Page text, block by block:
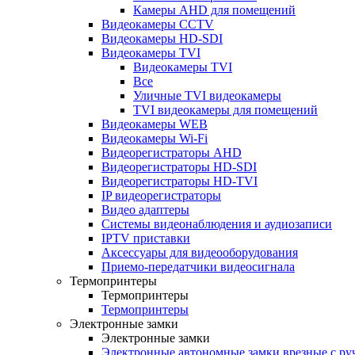
Камеры AHD для помещений
Видеокамеры CCTV
Видеокамеры HD-SDI
Видеокамеры TVI
Видеокамеры TVI
Все
Уличные TVI видеокамеры
TVI видеокамеры для помещений
Видеокамеры WEB
Видеокамеры Wi-Fi
Видеорегистраторы AHD
Видеорегистраторы HD-SDI
Видеорегистраторы HD-TVI
IP видеорегистраторы
Видео адаптеры
Системы видеонаблюдения и аудиозаписи
IPTV приставки
Аксессуары для видеооборудования
Приемо-передатчики видеосигнала
Термопринтеры
Термопринтеры
Термопринтеры
Электронные замки
Электронные замки
Электронные автономные замки врезные с